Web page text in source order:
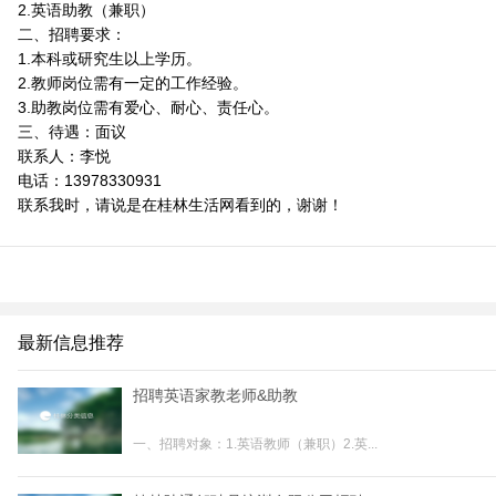
2.英语助教（兼职）
二、招聘要求：
1.本科或研究生以上学历。
2.教师岗位需有一定的工作经验。
3.助教岗位需有爱心、耐心、责任心。
三、待遇：面议
联系人：李悦
电话：13978330931
联系我时，请说是在桂林生活网看到的，谢谢！
最新信息推荐
招聘英语家教老师&助教
一、招聘对象：1.英语教师（兼职）2.英...